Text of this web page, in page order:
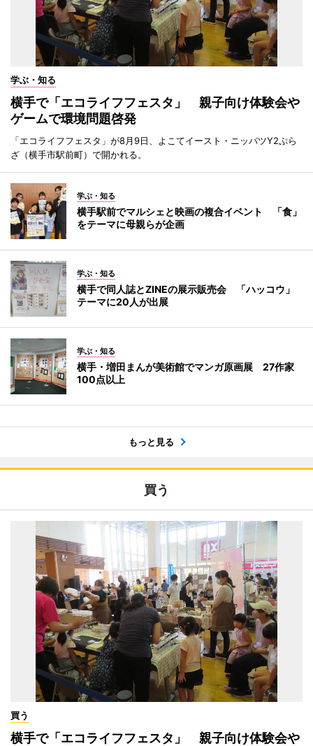
学ぶ・知る
横手で「エコライフフェスタ」 親子向け体験会や
ゲームで環境問題啓発
「エコライフフェスタ」が8月9日、よこてイースト・ニッパツY2ぷら
ざ（横手市駅前町）で開かれる。
学ぶ・知る
横手駅前でマルシェと映画の複合イベント 「食」
をテーマに母親らが企画
学ぶ・知る
横手で同人誌とZINEの展示販売会 「ハッコウ」
テーマに20人が出展
学ぶ・知る
横手・増田まんが美術館でマンガ原画展 27作家
100点以上
もっと見る
買う
買う
横手で「エコライフフェスタ」 親子向け体験会や